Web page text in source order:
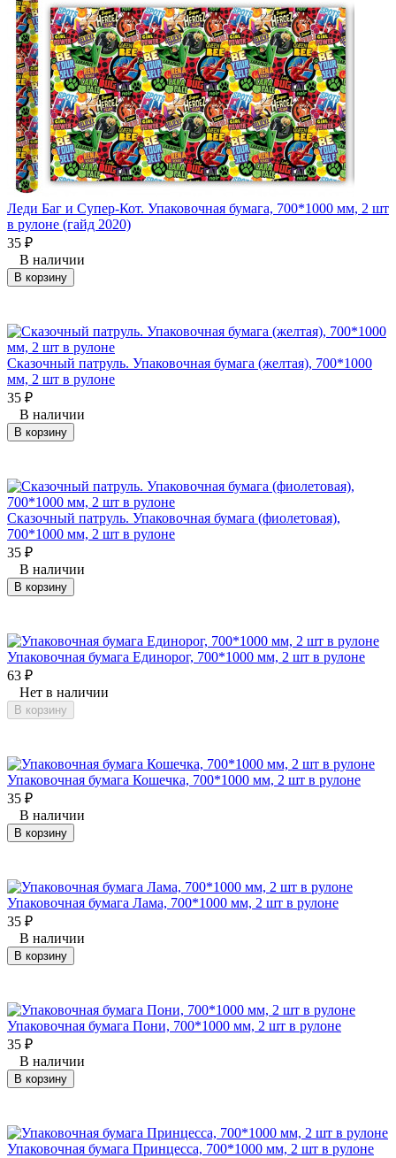
Леди Баг и Супер-Кот. Упаковочная бумага, 700*1000 мм, 2 шт
в рулоне (гайд 2020)
35 ₽
В наличии
В корзину
Сказочный патруль. Упаковочная бумага (желтая), 700*1000
мм, 2 шт в рулоне
35 ₽
В наличии
В корзину
Сказочный патруль. Упаковочная бумага (фиолетовая),
700*1000 мм, 2 шт в рулоне
35 ₽
В наличии
В корзину
Упаковочная бумага Единорог, 700*1000 мм, 2 шт в рулоне
63 ₽
Нет в наличии
В корзину
Упаковочная бумага Кошечка, 700*1000 мм, 2 шт в рулоне
35 ₽
В наличии
В корзину
Упаковочная бумага Лама, 700*1000 мм, 2 шт в рулоне
35 ₽
В наличии
В корзину
Упаковочная бумага Пони, 700*1000 мм, 2 шт в рулоне
35 ₽
В наличии
В корзину
Упаковочная бумага Принцесса, 700*1000 мм, 2 шт в рулоне